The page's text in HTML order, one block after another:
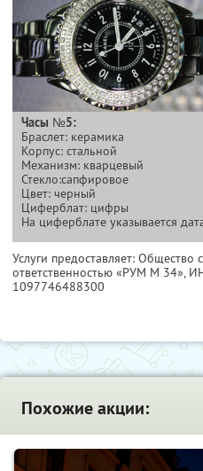
Часы №5:
Браслет: керамика
Корпус: стальной
Механизм: кварцевый
Стекло:сапфировое
Цвет: черный
Циферблат: цифры
На циферблате указывается
Услуги предоставляет: Общество
ответственностью «РУМ М 34»,
1097746488300
Похожие акции: